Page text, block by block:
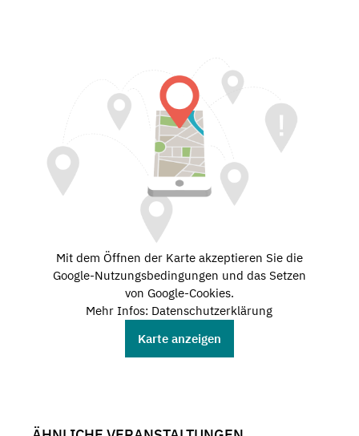
Mit dem Öffnen der Karte akzeptieren Sie die
Google-Nutzungsbedingungen und das Setzen
von Google-Cookies.
Mehr Infos: Datenschutzerklärung
Karte anzeigen